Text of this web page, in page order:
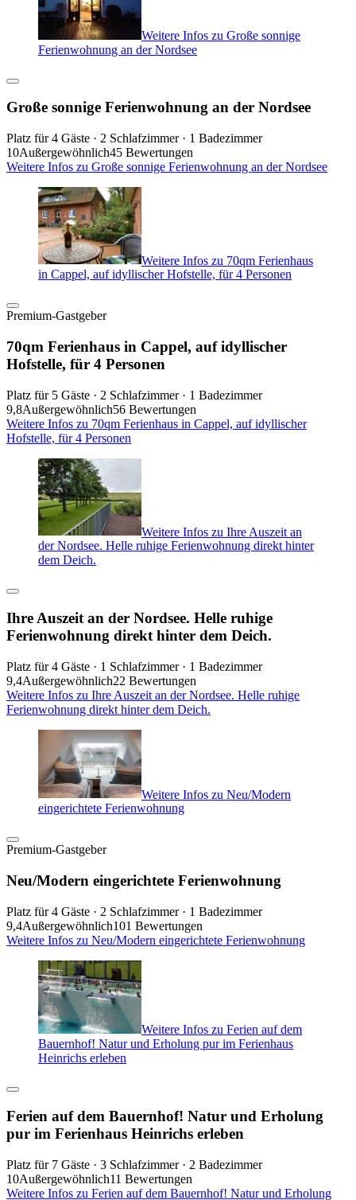
Weitere Infos zu Große sonnige
Ferienwohnung an der Nordsee
Große sonnige Ferienwohnung an der Nordsee
Platz für 4 Gäste · 2 Schlafzimmer · 1 Badezimmer
10Außergewöhnlich45 Bewertungen
Weitere Infos zu Große sonnige Ferienwohnung an der Nordsee
Weitere Infos zu 70qm Ferienhaus
in Cappel, auf idyllischer Hofstelle, für 4 Personen
Premium-Gastgeber
70qm Ferienhaus in Cappel, auf idyllischer
Hofstelle, für 4 Personen
Platz für 5 Gäste · 2 Schlafzimmer · 1 Badezimmer
9,8Außergewöhnlich56 Bewertungen
Weitere Infos zu 70qm Ferienhaus in Cappel, auf idyllischer
Hofstelle, für 4 Personen
Weitere Infos zu Ihre Auszeit an
der Nordsee. Helle ruhige Ferienwohnung direkt hinter
dem Deich.
Ihre Auszeit an der Nordsee. Helle ruhige
Ferienwohnung direkt hinter dem Deich.
Platz für 4 Gäste · 1 Schlafzimmer · 1 Badezimmer
9,4Außergewöhnlich22 Bewertungen
Weitere Infos zu Ihre Auszeit an der Nordsee. Helle ruhige
Ferienwohnung direkt hinter dem Deich.
Weitere Infos zu Neu/Modern
eingerichtete Ferienwohnung
Premium-Gastgeber
Neu/Modern eingerichtete Ferienwohnung
Platz für 4 Gäste · 2 Schlafzimmer · 1 Badezimmer
9,4Außergewöhnlich101 Bewertungen
Weitere Infos zu Neu/Modern eingerichtete Ferienwohnung
Weitere Infos zu Ferien auf dem
Bauernhof! Natur und Erholung pur im Ferienhaus
Heinrichs erleben
Ferien auf dem Bauernhof! Natur und Erholung
pur im Ferienhaus Heinrichs erleben
Platz für 7 Gäste · 3 Schlafzimmer · 2 Badezimmer
10Außergewöhnlich11 Bewertungen
Weitere Infos zu Ferien auf dem Bauernhof! Natur und Erholung